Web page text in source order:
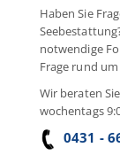
Haben Sie
notwendige
Frage rund
Wir beraten
wochentags
0431 -